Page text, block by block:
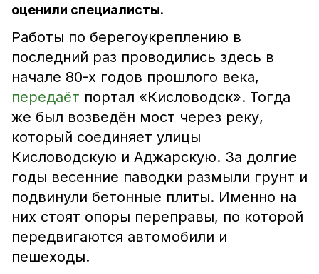
оценили специалисты.
Работы по берегоукреплению в
последний раз проводились здесь в
начале 80-х годов прошлого века,
передаёт портал «Кисловодск». Тогда
же был возведён мост через реку,
который соединяет улицы
Кисловодскую и Аджарскую. За долгие
годы весенние паводки размыли грунт и
подвинули бетонные плиты. Именно на
них стоят опоры переправы, по которой
передвигаются автомобили и
пешеходы.